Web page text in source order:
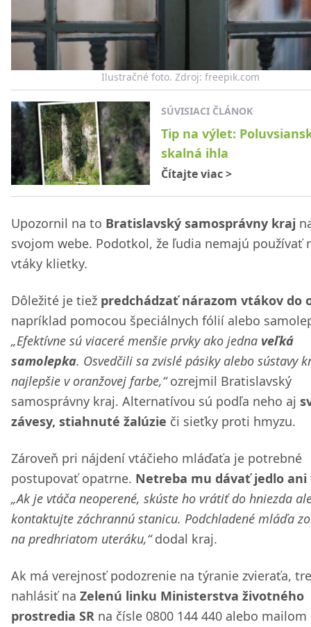
Ilustračné foto. Zdroj: freepik.com
SÚVISIACI ČLÁNOK
Tip na výlet:
skalná ihla
Čítajte viac>
Upozornil na to Bratislavský samosprávny kraj
svojom webe. Podotkol, že ľudia nemajú používať
vtáky klietky.
Dôležité je tiež predchádzať nárazom vtákov do
napríklad pomocou špeciálnych fólií alebo
„Efektívne sú viaceré menšie prvky ako jedna veľká
samolepka. Osvedčili sa zvislé pásiky alebo sústavy
najlepšie v oranžovej farbe,“ozrejmil Bratislavský
samosprávny kraj. Alternatívou sú podľa neho aj
závesy, stiahnuté žalúzie či sieťky proti hmyzu.
Zároveň pri nájdení vtáčieho mláďaťa je potrebné
postupovať opatrne. Netreba mu dávať jedlo ani
„Ak je vtáča neoperené, skúste ho vrátiť do hniezda
kontaktujte záchrannú stanicu. Podchladené mláďa
na predhriatom uteráku,“dodal kraj.
Ak má verejnosť podozrenie na týranie zvieraťa,
nahlásiť na Zelenú linku Ministerstva životného
prostredia SR na čísle 0800 144 440 alebo mailom